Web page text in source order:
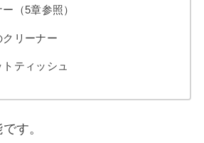
（5章参照）
リーナー
ティッシュ
す。